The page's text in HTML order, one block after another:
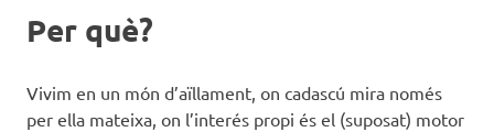
Per què?
Vivim en un món d’aïllament, on cadascú mira només
per ella mateixa, on l’interés propi és el (suposat) motor